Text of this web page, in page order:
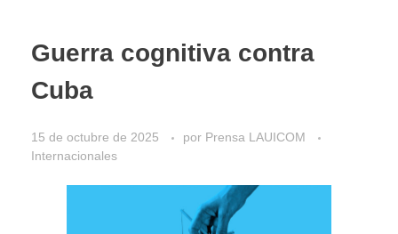
Guerra cognitiva contra
Cuba
15 de octubre de 2025 por Prensa LAUICOM
Internacionales